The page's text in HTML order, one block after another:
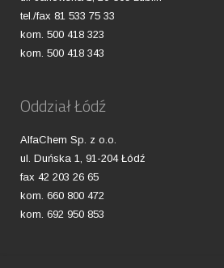
tel./fax 81 533 75 33
kom. 500 418 323
kom. 500 418 343
Oddział Łódź
AlfaChem Sp. z o.o.
ul. Duńska 1, 91-204 Łódź
fax 42 203 26 65
kom. 660 800 472
kom. 692 950 853